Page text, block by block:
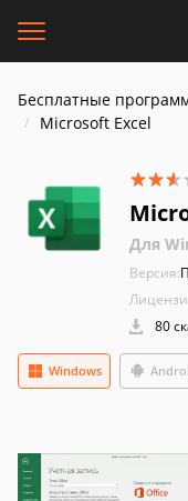
Бесплатные
Microsoft Excel
Для
Версия:
80
Windows